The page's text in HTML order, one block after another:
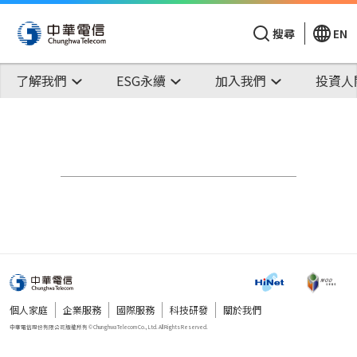
搜尋 EN
了解我們 ESG永續 加入我們 投資
個人家庭 企業服務 國際服務 科技研發 關於我們